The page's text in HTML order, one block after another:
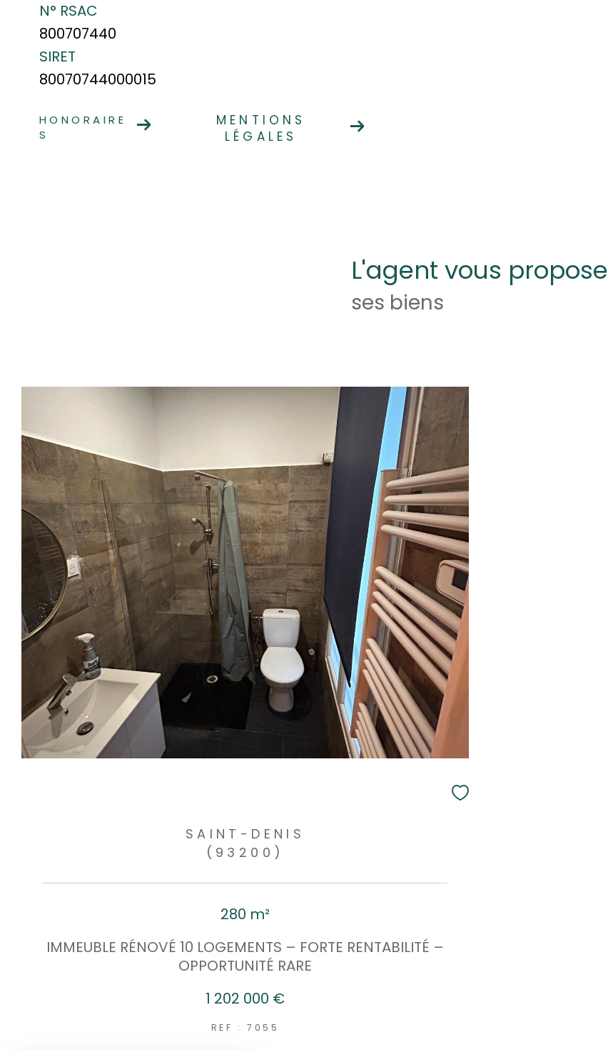
N° RSAC
800707440
SIRET
80070744000015
HONORAIRE
S
MENTIONS
LÉGALES
L'agent vous propose
ses biens
SAINT-DENIS
(93200)
280 m²
IMMEUBLE RÉNOVÉ 10 LOGEMENTS – FORTE RENTABILITÉ –
OPPORTUNITÉ RARE
1 202 000 €
REF : 7055